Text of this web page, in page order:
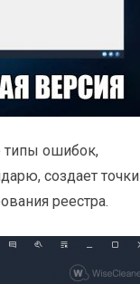
типы ошибок,
создает точки
реестра.